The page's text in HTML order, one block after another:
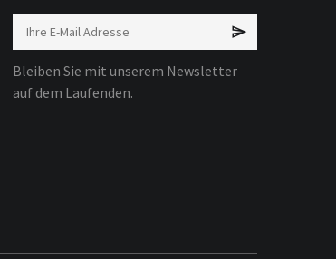
Bleiben Sie mit unserem Newsletter
auf dem Laufenden.